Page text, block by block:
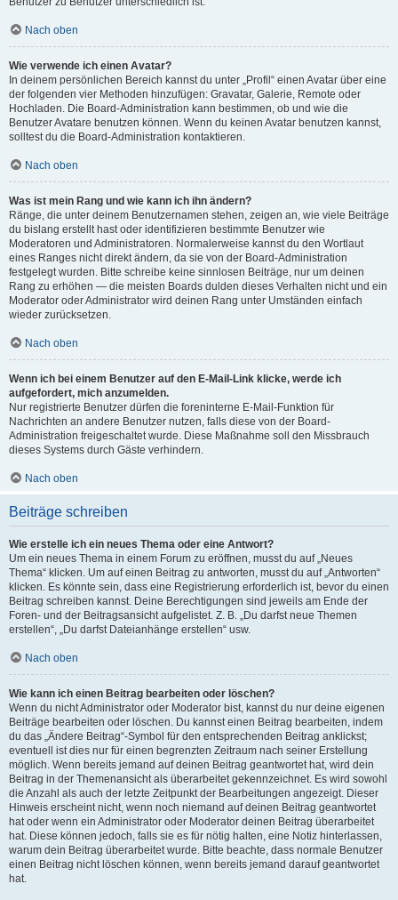
Nach oben
Wie verwende ich einen Avatar?
In deinem persönlichen Bereich kannst du unter „Profil“ einen Avatar über eine
der folgenden vier Methoden hinzufügen: Gravatar, Galerie, Remote oder
Hochladen. Die Board-Administration kann bestimmen, ob und wie die
Benutzer Avatare benutzen können. Wenn du keinen Avatar benutzen kannst,
solltest du die Board-Administration kontaktieren.
Nach oben
Was ist mein Rang und wie kann ich ihn ändern?
Ränge, die unter deinem Benutzernamen stehen, zeigen an, wie viele Beiträge
du bislang erstellt hast oder identifizieren bestimmte Benutzer wie
Moderatoren und Administratoren. Normalerweise kannst du den Wortlaut
eines Ranges nicht direkt ändern, da sie von der Board-Administration
festgelegt wurden. Bitte schreibe keine sinnlosen Beiträge, nur um deinen
Rang zu erhöhen — die meisten Boards dulden dieses Verhalten nicht und ein
Moderator oder Administrator wird deinen Rang unter Umständen einfach
wieder zurücksetzen.
Nach oben
Wenn ich bei einem Benutzer auf den E-Mail-Link klicke, werde ich
aufgefordert, mich anzumelden.
Nur registrierte Benutzer dürfen die foreninterne E-Mail-Funktion für
Nachrichten an andere Benutzer nutzen, falls diese von der Board-
Administration freigeschaltet wurde. Diese Maßnahme soll den Missbrauch
dieses Systems durch Gäste verhindern.
Nach oben
Beiträge schreiben
Wie erstelle ich ein neues Thema oder eine Antwort?
Um ein neues Thema in einem Forum zu eröffnen, musst du auf „Neues
Thema“ klicken. Um auf einen Beitrag zu antworten, musst du auf „Antworten“
klicken. Es könnte sein, dass eine Registrierung erforderlich ist, bevor du einen
Beitrag schreiben kannst. Deine Berechtigungen sind jeweils am Ende der
Foren- und der Beitragsansicht aufgelistet. Z. B. „Du darfst neue Themen
erstellen“, „Du darfst Dateianhänge erstellen“ usw.
Nach oben
Wie kann ich einen Beitrag bearbeiten oder löschen?
Wenn du nicht Administrator oder Moderator bist, kannst du nur deine eigenen
Beiträge bearbeiten oder löschen. Du kannst einen Beitrag bearbeiten, indem
du das „Ändere Beitrag“-Symbol für den entsprechenden Beitrag anklickst;
eventuell ist dies nur für einen begrenzten Zeitraum nach seiner Erstellung
möglich. Wenn bereits jemand auf deinen Beitrag geantwortet hat, wird dein
Beitrag in der Themenansicht als überarbeitet gekennzeichnet. Es wird sowohl
die Anzahl als auch der letzte Zeitpunkt der Bearbeitungen angezeigt. Dieser
Hinweis erscheint nicht, wenn noch niemand auf deinen Beitrag geantwortet
hat oder wenn ein Administrator oder Moderator deinen Beitrag überarbeitet
hat. Diese können jedoch, falls sie es für nötig halten, eine Notiz hinterlassen,
warum dein Beitrag überarbeitet wurde. Bitte beachte, dass normale Benutzer
einen Beitrag nicht löschen können, wenn bereits jemand darauf geantwortet
hat.